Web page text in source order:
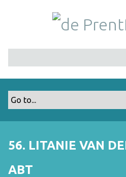
h
56. LITANIE VAN
ABT